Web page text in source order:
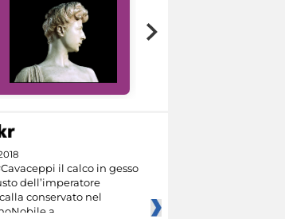
il calco in gesso
dell’imperatore
conservato nel
a